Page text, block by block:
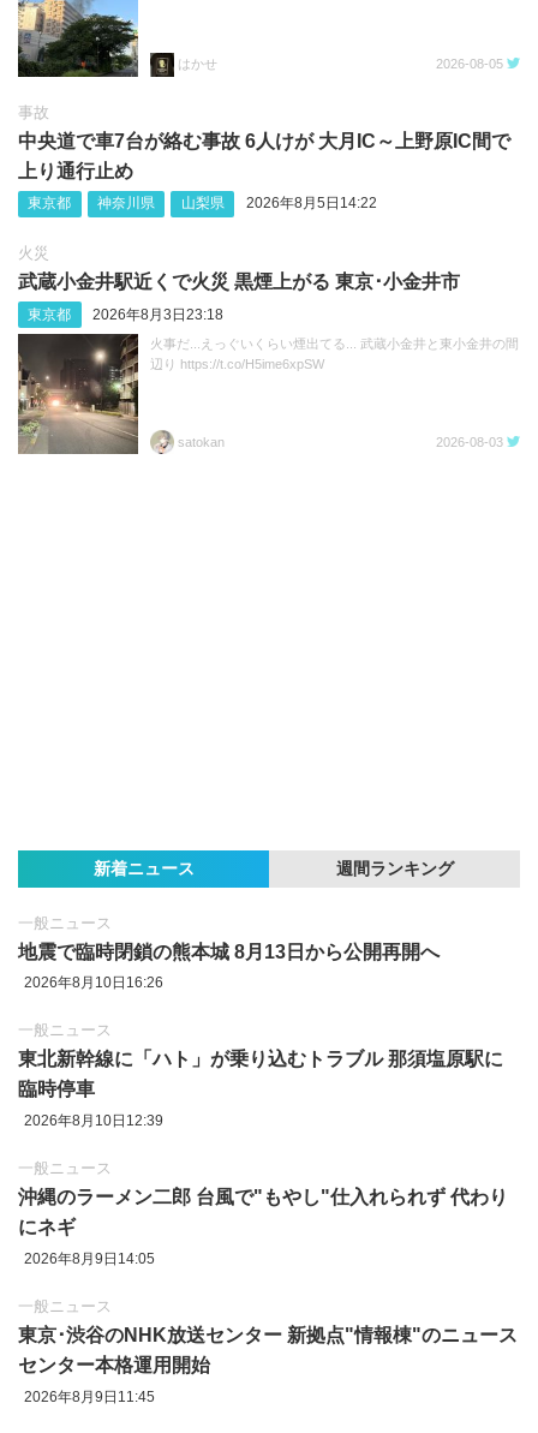
はかせ 2026-08-05
事故
中央道で車7台が絡む事故 6人けが 大月IC～上野原IC間で
上り通行止め
東京都 神奈川県 山梨県 2026年8月5日14:22
火災
武蔵小金井駅近くで火災 黒煙上がる 東京･小金井市
東京都 2026年8月3日23:18
火事だ...えっぐいくらい煙出てる... 武蔵小金井と東小金井の間
辺り https://t.co/H5ime6xpSW
satokan 2026-08-03
新着ニュース 週間ランキング
一般ニュース
地震で臨時閉鎖の熊本城 8月13日から公開再開へ
2026年8月10日16:26
一般ニュース
東北新幹線に「ハト」が乗り込むトラブル 那須塩原駅に
臨時停車
2026年8月10日12:39
一般ニュース
沖縄のラーメン二郎 台風で"もやし"仕入れられず 代わり
にネギ
2026年8月9日14:05
一般ニュース
東京‪･‬渋谷のNHK放送センター 新拠点"情報棟"のニュース
センター本格運用開始
2026年8月9日11:45